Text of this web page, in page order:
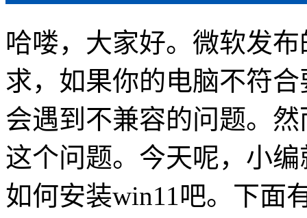
哈喽，大家好。微软发布
求，如果你的电脑不符
会遇到不兼容的问题。
这个问题。今天呢，小
如何安装win11吧。下面